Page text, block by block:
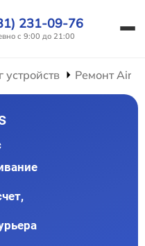
231-09-76
с 9:00 до 21:00
устройств Ремонт